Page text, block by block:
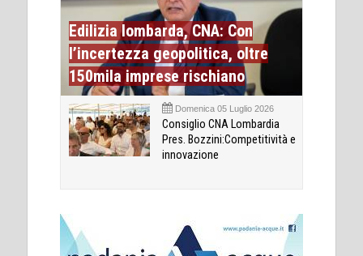
Edilizia lombarda, CNA: Con
l’incertezza geopolitica, oltre
150mila imprese rischiano
Domenica 05 Luglio 2026
Consiglio CNA Lombardia
Pres. Bozzini:Competitività e
innovazione